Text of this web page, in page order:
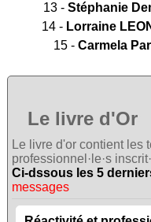
13 - Stéphanie
14 - Lorraine
15 - Carmela
Le livre d'Or
Le livre d'or contient les
professionnel·le·s
Ci-dssous les 5
messages